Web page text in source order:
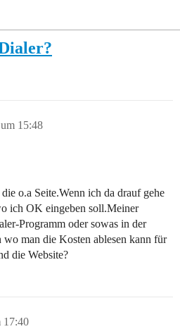
15:48
o.a Seite.Wenn ich da drauf gehe
ich OK eingeben soll.Meiner
Programm oder sowas in der
man die Kosten ablesen kann für
die Website?
17:40